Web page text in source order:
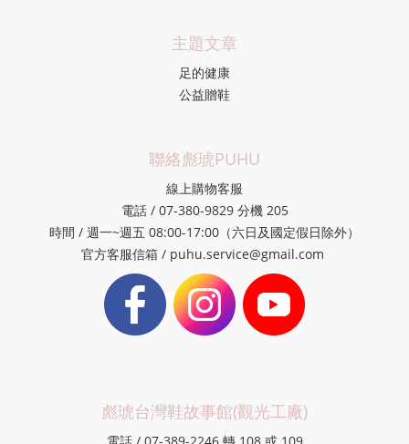
主題文章
足的健康
公益贈鞋
聯絡彪琥PUHU
線上購物客服
電話 / 07-380-9829 分機 205
時間 / 週一~週五 08:00-17:00（六日及國定假日除外）
官方客服信箱 / puhu.service@gmail.com
彪琥台灣鞋故事館(觀光工廠)